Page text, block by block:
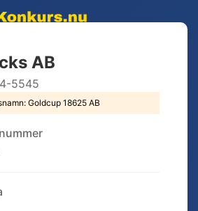
AB
5545
Goldcup 18625 AB